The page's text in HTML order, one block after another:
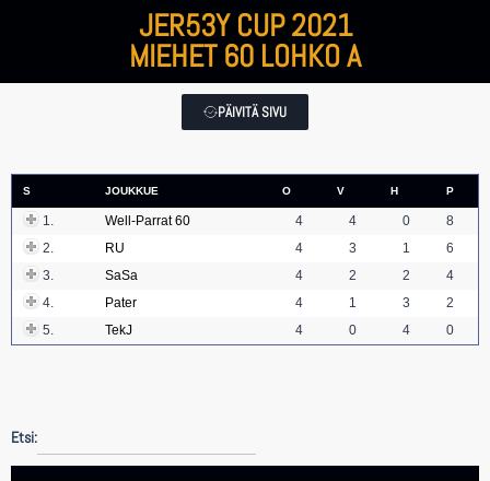
JER53Y CUP 2021
MIEHET 60 LOHKO A
PÄIVITÄ SIVU
S JOUKKUE O V H P
1. Well-Parrat 60 4 4 0
8
2.
RU 4 3 1
6
3.
SaSa 4 2 2
4
4.
Pater 4 1 3
2
5.
TekJ 4 0 4 0
Etsi: